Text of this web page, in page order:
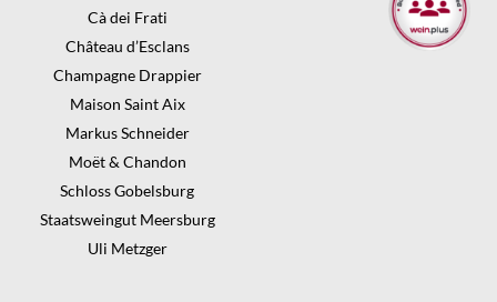
Cà dei Frati
Château d’Esclans
Champagne Drappier
Maison Saint Aix
Markus Schneider
Moët & Chandon
Schloss Gobelsburg
Staatsweingut Meersburg
Uli Metzger